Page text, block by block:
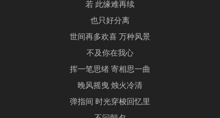
若 此缘难再续
也只好分离
世间再多欢喜 万种风景
不及你在我心
挥一笔思绪 寄相思一曲
晚风摇曳 烛火冷清
弹指间 时光穿梭回忆里